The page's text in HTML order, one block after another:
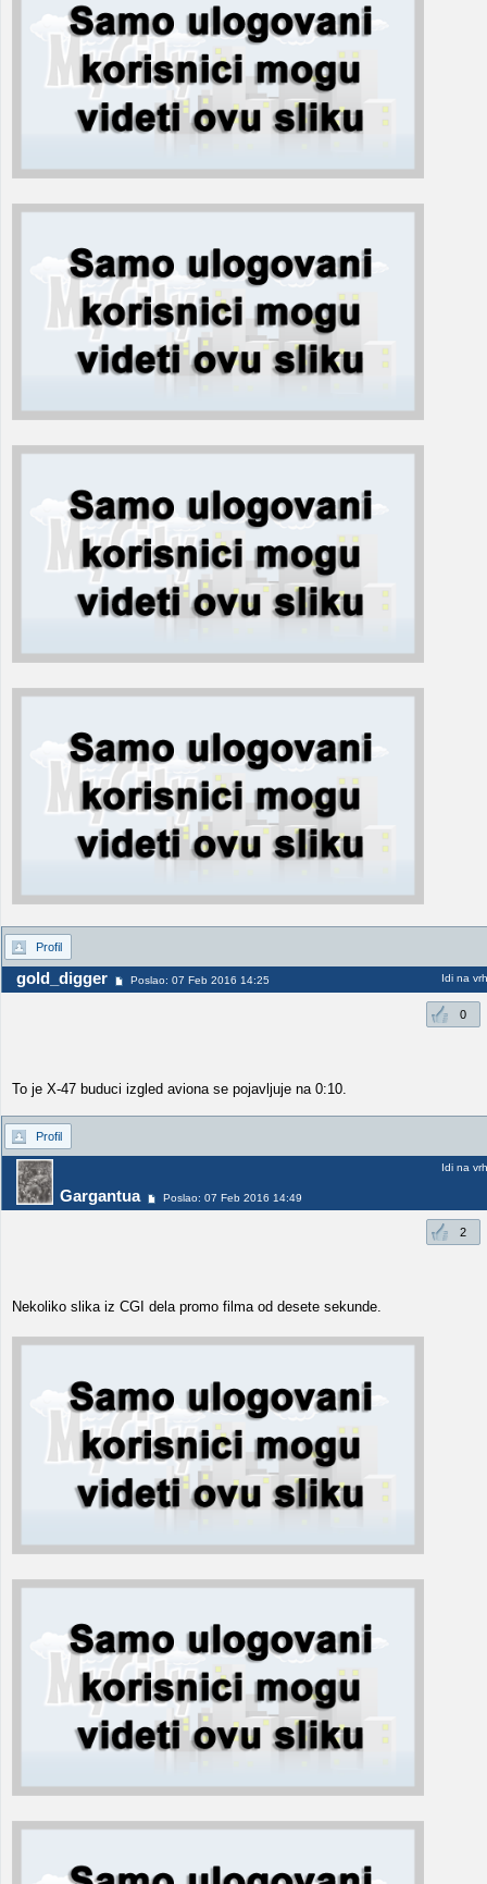
Profil
gold_digger Poslao: 07 Feb 2016 14:25 Idi na vrh
0
To je X-47 buduci izgled aviona se pojavljuje na 0:10.
Profil
Gargantua Poslao: 07 Feb 2016 14:49
Idi na vrh
2
Nekoliko slika iz CGI dela promo filma od desete sekunde.